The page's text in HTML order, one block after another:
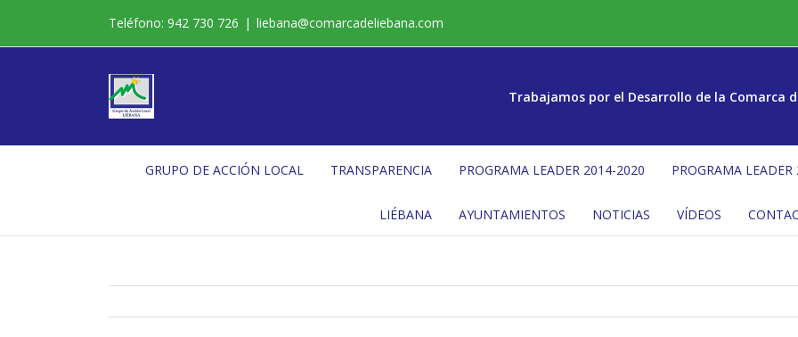
contenido
Teléfono: 942 730 726 | liebana@comarcadeliebana.com
Trabajamos por el Desarrollo de la Comarca
GRUPO DE ACCIÓN LOCAL TRANSPARENCIA PROGRAMA LEADER 2014-2020 PROGRAMA
LIÉBANA AYUNTAMIENTOS NOTICIAS VÍDEOS